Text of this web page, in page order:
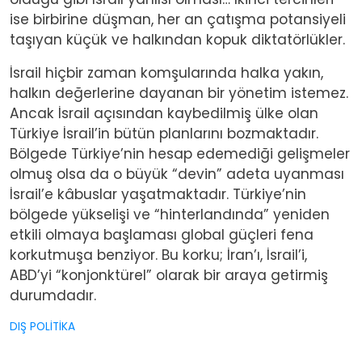
ise birbirine düşman, her an çatışma potansiyeli
taşıyan küçük ve halkından kopuk diktatörlükler.
İsrail hiçbir zaman komşularında halka yakın,
halkın değerlerine dayanan bir yönetim istemez.
Ancak İsrail açısından kaybedilmiş ülke olan
Türkiye İsrail’in bütün planlarını bozmaktadır.
Bölgede Türkiye’nin hesap edemediği gelişmeler
olmuş olsa da o büyük “devin” adeta uyanması
İsrail’e kâbuslar yaşatmaktadır. Türkiye’nin
bölgede yükselişi ve “hinterlandında” yeniden
etkili olmaya başlaması global güçleri fena
korkutmuşa benziyor. Bu korku; İran’ı, İsrail’i,
ABD’yi “konjonktürel” olarak bir araya getirmiş
durumdadır.
DIŞ POLİTİKA